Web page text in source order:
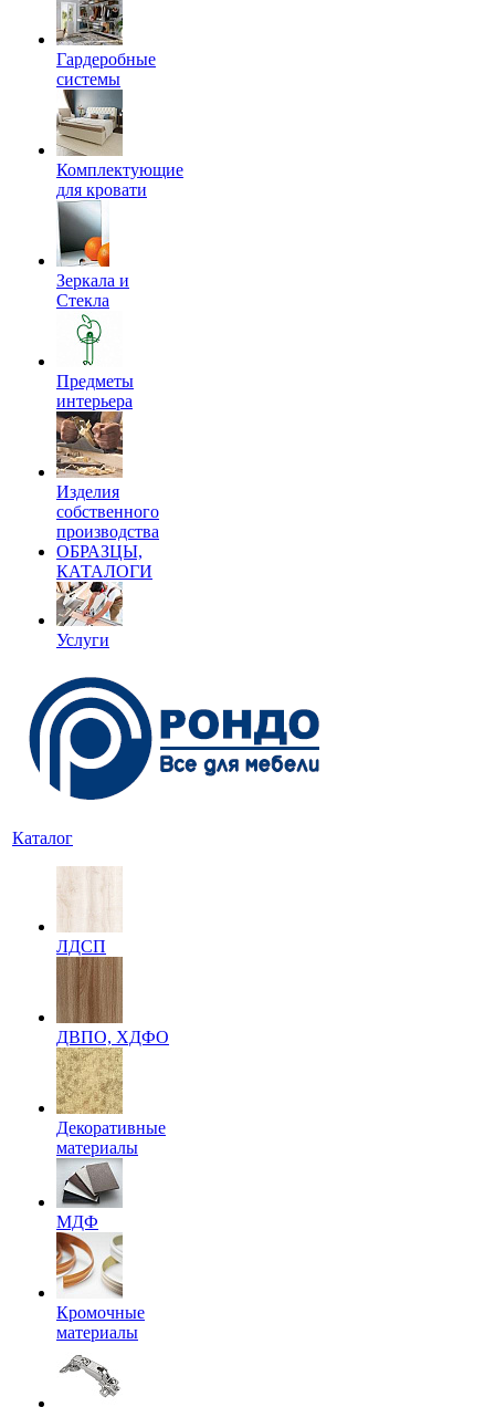
Гардеробные
системы
Комплектующие
для кровати
Зеркала и
Стекла
Предметы
интерьера
Изделия
собственного
производства
ОБРАЗЦЫ,
КАТАЛОГИ
Услуги
Каталог
ЛДСП
ДВПО, ХДФО
Декоративные
материалы
МДФ
Кромочные
материалы